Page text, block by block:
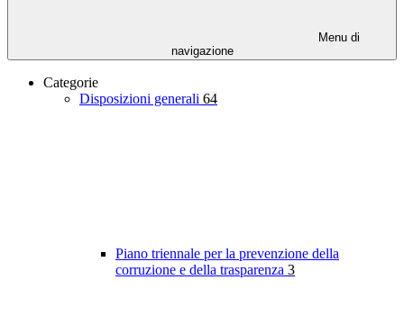
Menu di
navigazione
Categorie
Disposizioni generali 64
Piano triennale per la prevenzione della
corruzione e della trasparenza 3